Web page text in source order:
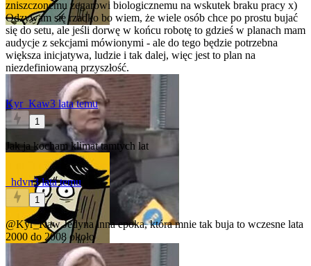
zniszczonemu zegarowi biologicznemu na wskutek braku pracy x)
Odzywam się rzadko bo wiem, że wiele osób chce po prostu bujać
się do setu, ale jeśli dorwę w końcu robotę to gdzieś w planach mam
audycje z sekcjami mówionymi - ale do tego będzie potrzebna
większa inicjatywa, ludzie i tak dalej, więc jest to plan na
niezdefiniowaną przyszłość.
Kyr_Kaw3 lata temu
1
Jak ja kocham klimat tamtych lat
_hdvn3 lata temu
1
@Kyr_KawJedyna inna epoka, która mnie tak buja to wczesne lata
2000 do 2008 około